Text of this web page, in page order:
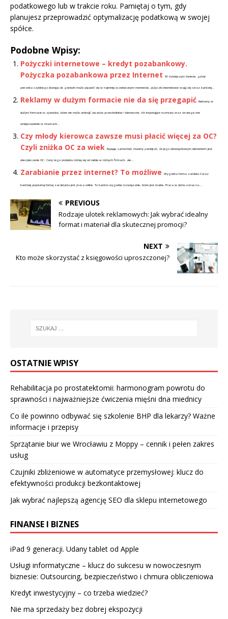
podatkowego lub w trakcie roku. Pamiętaj o tym, gdy
planujesz przeprowadzić optymalizację podatkową w swojej
spółce.
Podobne Wpisy:
Pożyczki internetowe – kredyt pozabankowy.
Pożyczka pozabankowa przez Internet
W dzisiejszym świecie, gdzie
potrzeba szybkiego dostępu do gotówki może pojawić się w najmniej oczekiwanym momencie, pożyczki internetowe stają się coraz bardziej...
Reklamy w dużym formacie nie da się przegapić Reklamy w
dużym formacie to zjawisko, które nie może umknąć uwadze przechodniów i kierowców. Ich imponujące rozmiary oraz strategiczne
umiejscowienie w miastach...
Czy młody kierowca zawsze musi płacić więcej za OC?
Czyli zniżka OC za wiek Kupując samochód, musimy pamiętać, że jego obowiązkowym elementem jest
ubezpieczenie OC. Ceny tego produktu różnią się od siebie w różnych firmach, ale...
Zarabianie przez internet? To możliwe Wygodna forma zarobku Coraz
bardziej popularną formą zarabiania jest praca online. To bardzo wygodne rozwiązanie, które jest realne. Praca w domu oznacza...
PREVIOUS
Rodzaje ulotek reklamowych: Jak wybrać idealny
format i materiał dla skutecznej promocji?
NEXT
Kto może skorzystać z księgowości uproszczonej?
OSTATNIE WPISY
Rehabilitacja po prostatektomii: harmonogram powrotu do
sprawności i najważniejsze ćwiczenia mięśni dna miednicy
Co ile powinno odbywać się szkolenie BHP dla lekarzy? Ważne
informacje i przepisy
Sprzątanie biur we Wrocławiu z Moppy – cennik i pełen zakres
usług
Czujniki zbliżeniowe w automatyce przemysłowej: klucz do
efektywności produkcji bezkontaktowej
Jak wybrać najlepszą agencję SEO dla sklepu internetowego
FINANSE I BIZNES
iPad 9 generacji. Udany tablet od Apple
Usługi informatyczne – klucz do sukcesu w nowoczesnym
biznesie: Outsourcing, bezpieczeństwo i chmura obliczeniowa
Kredyt inwestycyjny – co trzeba wiedzieć?
Nie ma sprzedaży bez dobrej ekspozycji